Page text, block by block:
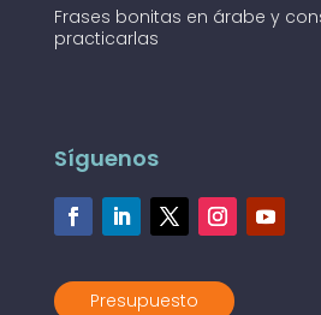
Frases bonitas en árabe y
practicarlas
Síguenos
Presupuesto